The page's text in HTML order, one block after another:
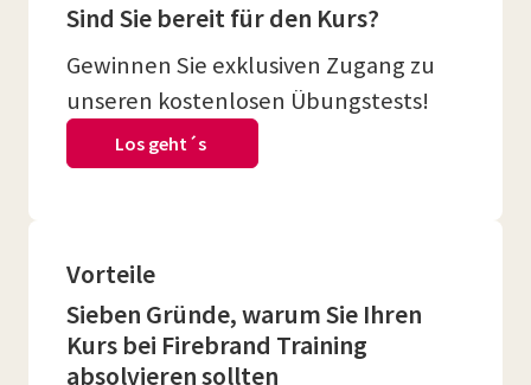
Sind Sie bereit für den Kurs?
Gewinnen Sie exklusiven Zugang zu
unseren kostenlosen Übungstests!
Los geht´s
Vorteile
Sieben Gründe, warum Sie Ihren
Kurs bei Firebrand Training
absolvieren sollten